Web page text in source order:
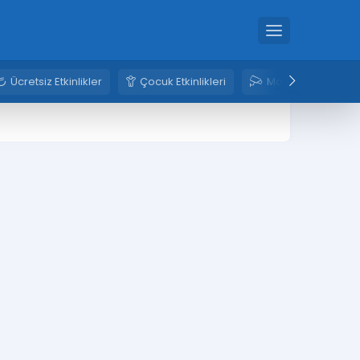
Ücretsiz Etkinlikler Çocuk Etkinlikleri Mobese